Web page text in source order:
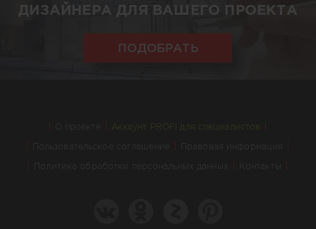
ДИЗАЙНЕРА ДЛЯ ВАШЕГО ПРОЕКТА
ПОДОБРАТЬ
О проекте Аккаунт PROFI для специалистов
Пользовательское соглашение Правовая информация
Политика обработки персональных данных Контакты